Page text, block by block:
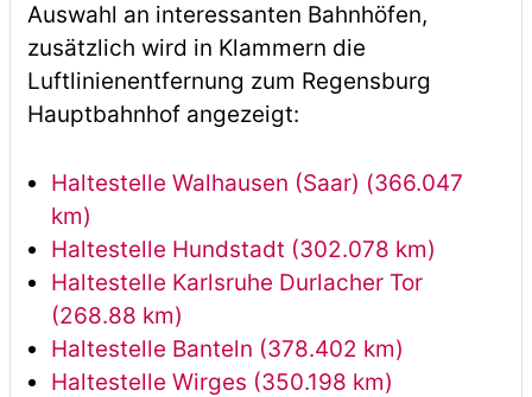
Auswahl an interessanten Bahnhöfen,
zusätzlich wird in Klammern die
Luftlinienentfernung zum Regensburg
Hauptbahnhof angezeigt:
Haltestelle Walhausen (Saar) (366.047
km)
Haltestelle Hundstadt (302.078 km)
Haltestelle Karlsruhe Durlacher Tor
(268.88 km)
Haltestelle Banteln (378.402 km)
Haltestelle Wirges (350.198 km)